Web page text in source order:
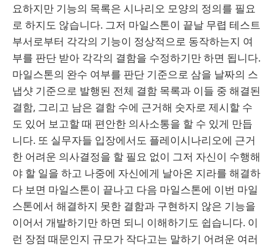
요하지만 기능의 목록은 시나리오 모양의 정의를 필요
로 하지도 않습니다. 그저 마일스톤이 끝날 무렵 테스트
부서로부터 각각의 기능이 정상적으로 동작하는지 여
부를 판단 받아 각각의 결함을 수정하기만 하면 됩니다.
마일스톤의 완수 여부를 판단 기준으로 삼을 날짜의 스
냅샷 기준으로 발행된 전체 결함 목록과 이들 중 해결된
결함, 그리고 남은 결함 수에 근거해 숫자로 제시할 수
도 있어 보고할 때 편안한 의사소통을 할 수 있게 만듭
니다. 또 실무자들 입장에서도 플레이시나리오에 근거
한 어려운 의사결정을 할 필요 없이 그저 자신이 수행해
야 할 일을 하고 나중에 자신에게 날아온 지라를 해결하
다 보면 마일스톤이 끝나고 다음 마일스톤에 이번 마일
스톤에서 해결하지 못한 결함과 구현하지 않은 기능을
이어서 개발하기만 하면 되니 이해하기도 쉽습니다. 이
런 장점 때문인지 규모가 작다고는 말하기 어려운 여러